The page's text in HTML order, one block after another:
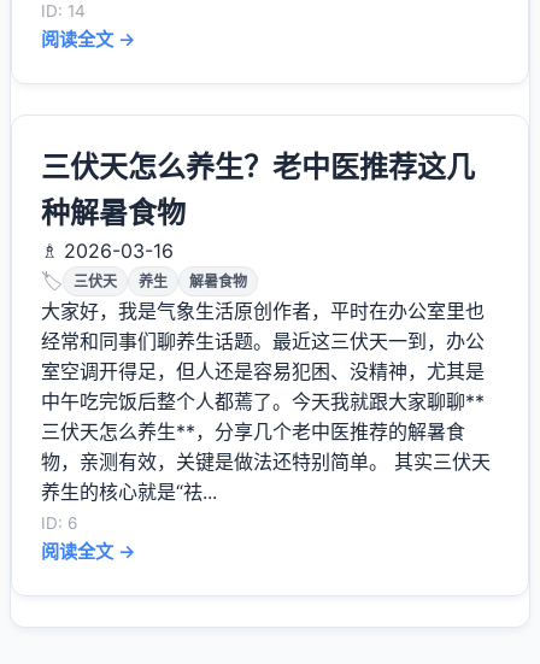
ID: 14
阅读全文 →
三伏天怎么养生？老中医推荐这几
种解暑食物
♗ 2026-03-16
🏷️
三伏天 养生 解暑食物
大家好，我是气象生活原创作者，平时在办公室里也
经常和同事们聊养生话题。最近这三伏天一到，办公
室空调开得足，但人还是容易犯困、没精神，尤其是
中午吃完饭后整个人都蔫了。今天我就跟大家聊聊**
三伏天怎么养生**，分享几个老中医推荐的解暑食
物，亲测有效，关键是做法还特别简单。 其实三伏天
养生的核心就是“祛...
ID: 6
阅读全文 →